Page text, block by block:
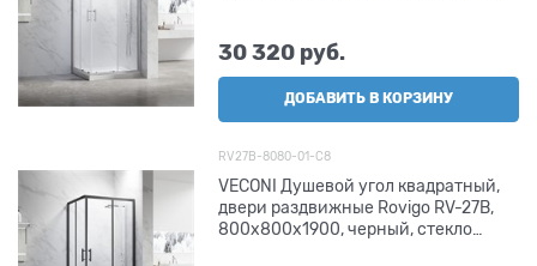
30 320 руб.
ДОБАВИТЬ В КОРЗИНУ
RV27B-8080-01-C8
VECONI Душевой угол квадратный,
двери раздвижные Rovigo RV-27B,
800х800х1900, черный, стекло